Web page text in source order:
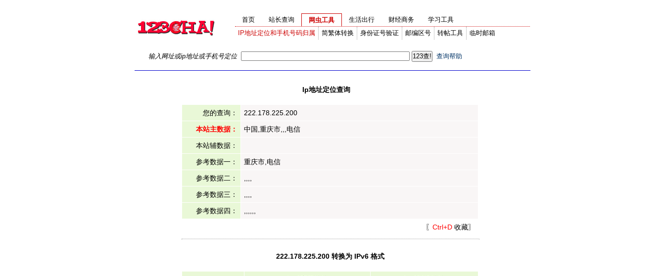
首页 站长查询
网虫工具
IP地址定位和手机号码归属
简繁体转换 身份证号验证 邮编区号 转帖工具 临时邮箱
生活出行 财经商务 学习工具
输入网址或ip地址或手机号定位 查询帮助
Ip地址定位查询
您的查询： 222.178.225.200
本站主数据： 中国,重庆市,,,电信
本站辅数据：
参考数据一： 重庆市,电信
参考数据二：
参考数据三：
参考数据四：
〖 Ctrl+D 收藏〗
222.178.225.200 转换为 IPv6 格式